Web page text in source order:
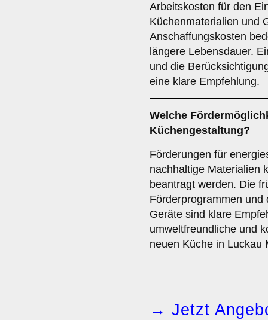
Arbeitskosten für den
Küchenmaterialien und
Anschaffungskosten
längere Lebensdauer.
und die
eine klare Empfehlung.
Welche
Küchengestaltung?
Förderungen für
nachhaltige Materialien
beantragt werden. Die
Förderprogrammen und
Geräte sind klare
umweltfreundliche und
neuen Küche in Luckau
→ Jetzt